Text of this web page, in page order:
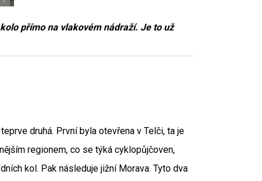
přímo na vlakovém nádraží. Je to už
druhá. První byla otevřena v Telči, ta je
regionem, co se týká cyklopůjčoven,
kol. Pak následuje jižní Morava. Tyto dva